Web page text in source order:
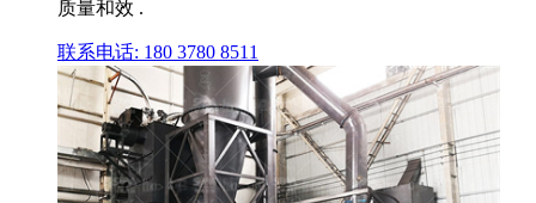
质量和效 .
联系电话: 180 3780 8511